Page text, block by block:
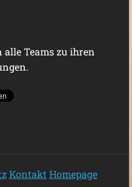
Teams zu ihren
Kontakt Homepage